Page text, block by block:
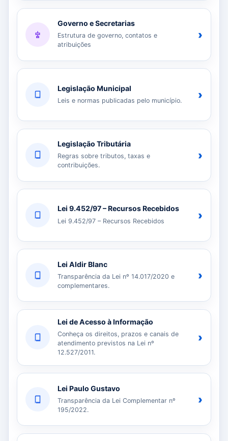
Governo e Secretarias
Estrutura de governo, contatos e
atribuições
›
Legislação Municipal
Leis e normas publicadas pelo município. ›
Legislação Tributária
Regras sobre tributos, taxas e
contribuições.
›
Lei 9.452/97 – Recursos Recebidos
Lei 9.452/97 – Recursos Recebidos ›
Lei Aldir Blanc
Transparência da Lei nº 14.017/2020 e
complementares.
›
Lei de Acesso à Informação
Conheça os direitos, prazos e canais de
atendimento previstos na Lei nº
12.527/2011.
›
Lei Paulo Gustavo
Transparência da Lei Complementar nº
195/2022.
›